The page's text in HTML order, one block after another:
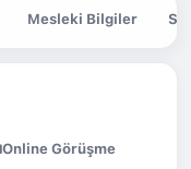
Mesleki Bilgiler
Online Görüşme